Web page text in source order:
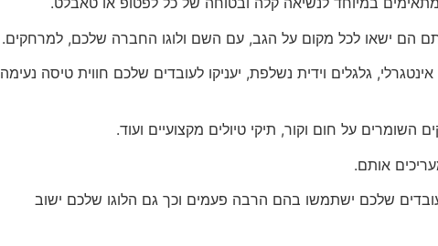
הם ישאו לכל מקום על הגב, עם השם ולוגו החברה שלכם, למרחקים.
גלגלים וידית נשלפת, יעניקו לעובדים שלכם חווית טיסה נעימה
השומרים על חום וקור, תיקי טיולים מקצועיים ועוד.
אותם.
שלכם ישתמשו בהם הרבה פעמים וכך גם הלוגו שלכם ישוב